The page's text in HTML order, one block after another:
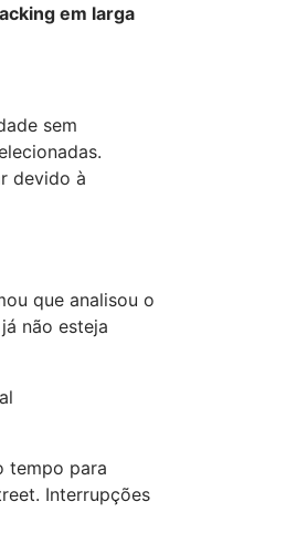
em larga
sem
devido à
que analisou o
não esteja
tempo para
Interrupções